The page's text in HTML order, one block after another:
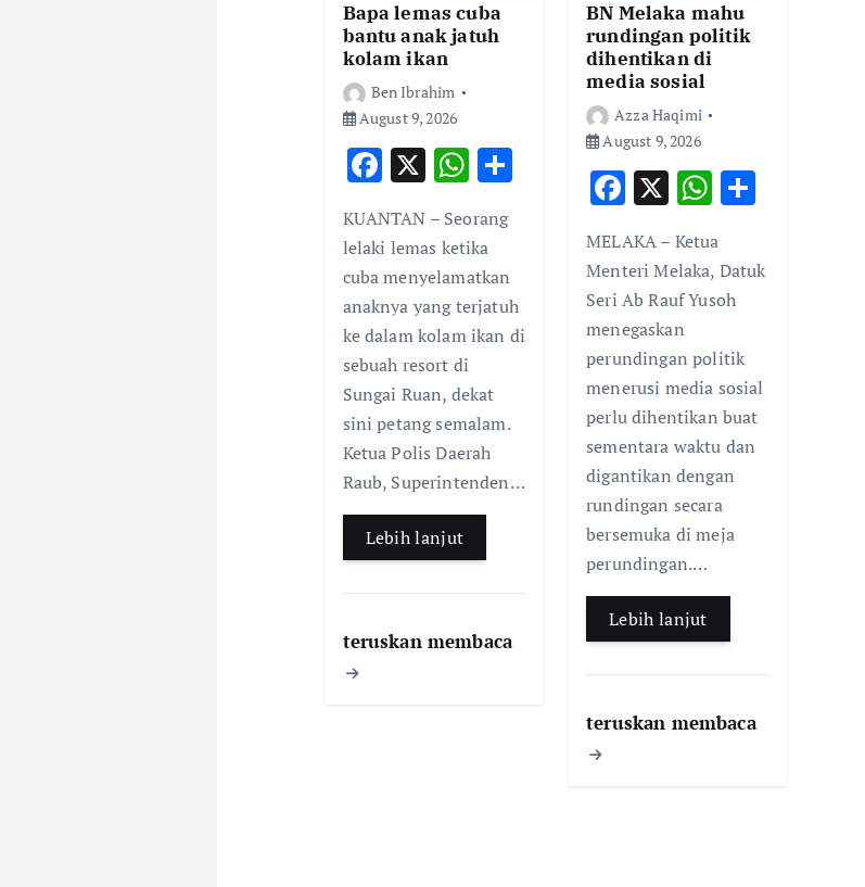
Bapa lemas cuba
bantu anak jatuh
kolam ikan
Ben Ibrahim
August 9, 2026
F
e
b
o
o
k
X W
at
s
A
p
S
KUANTAN – Seorang
lelaki lemas ketika
cuba menyelamatkan
anaknya yang terjatuh
ke dalam kolam ikan di
sebuah resort di
Sungai Ruan, dekat
sini petang semalam.
Ketua Polis Daerah
Raub, Superintenden…
Lebih lanjut
teruskan membaca
BN Melaka mahu
rundingan politik
dihentikan di
media sosial
Azza Haqimi
August 9, 2026
F
e
b
o
o
k
X W
at
s
p
p
ar
e
MELAKA – Ketua
Menteri Melaka, Datuk
Seri Ab Rauf Yusoh
menegaskan
perundingan politik
menerusi media sosial
perlu dihentikan buat
sementara waktu dan
digantikan dengan
rundingan secara
bersemuka di meja
perundingan.…
Lebih lanjut
teruskan membaca